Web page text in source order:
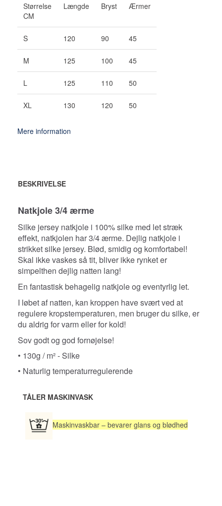
Størrelse
CM
Længde Bryst Ærmer
S 120 90 45
M 125 100 45
L 125 110 50
XL 130 120 50
Mere information
BESKRIVELSE
Natkjole 3/4 ærme
Silke jersey natkjole i 100% silke med let stræk
effekt, natkjolen har 3/4 ærme. Dejlig natkjole i
strikket silke jersey. Blød, smidig og komfortabel!
Skal ikke vaskes så tit, bliver ikke rynket er
simpelthen dejlig natten lang!
En fantastisk behagelig natkjole og eventyrlig let.
I løbet af natten, kan kroppen have svært ved at
regulere kropstemperaturen, men bruger du silke, er
du aldrig for varm eller for kold!
Sov godt og god fornøjelse!
• 130g / m² - Silke
• Naturlig temperaturregulerende
TÅLER MASKINVASK
Maskinvaskbar – bevarer glans og blødhed